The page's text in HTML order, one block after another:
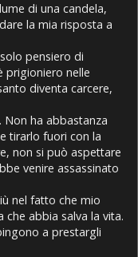
di una candela,
la mia risposta a
pensiero di
prigioniero nelle
diventa carcere,
Non ha abbastanza
tirarlo fuori con la
non si può aspettare
venire assassinato
nel fatto che mio
abbia salva la vita.
a prestargli